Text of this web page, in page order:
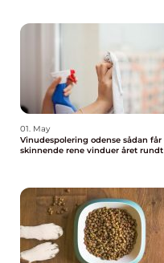
01. May
Vinudespolering odense sådan får du
skinnende rene vinduer året rundt